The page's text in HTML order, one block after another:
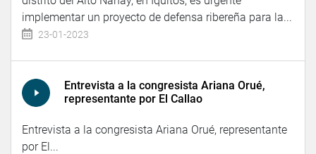
implementar un proyecto de defensa ribereña para la...
23-01-2023
Entrevista a la congresista Ariana Orué,
representante por El Callao
Entrevista a la congresista Ariana Orué, representante
por El...